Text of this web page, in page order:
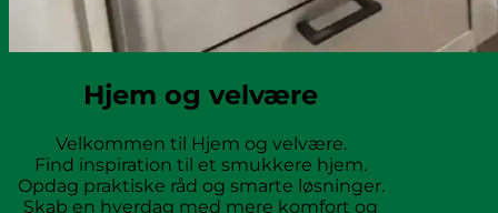
Hjem og velvære
Velkommen til Hjem og velvære.
Find inspiration til et smukkere hjem.
Opdag praktiske råd og smarte løsninger.
Skab en hverdag med mere komfort og